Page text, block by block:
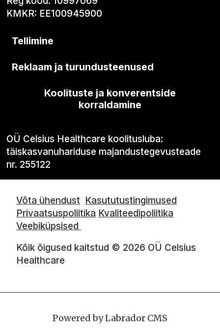
KMKR: EE100945900
Tellimine
Reklaam ja turundusteenused
Koolituste ja konverentside
korraldamine
OÜ Celsius Healthcare koolitusluba:
täiskasvanuhariduse majandustegevusteade
nr. 255122
Võta ühendust Kasututustingimused
Privaatsuspoliitika Kvaliteedipoliitika
Veebiküpsised
Kõik õigused kaitstud © 2026 OÜ Celsius
Healthcare
Powered by Labrador CMS